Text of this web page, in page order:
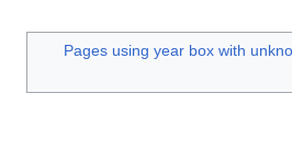
Pages using year box with